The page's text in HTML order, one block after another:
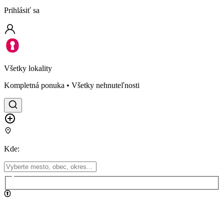
Prihlásiť sa
Všetky lokality
Kompletná ponuka • Všetky nehnuteľnosti
Kde: